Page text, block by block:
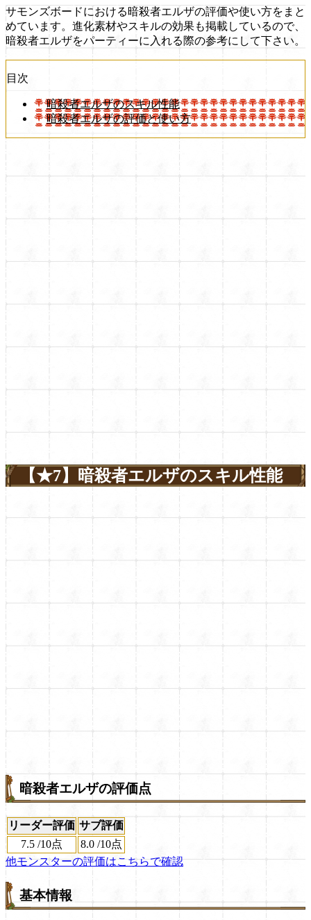
サモンズボードにおける暗殺者エルザの評価や使い方をまと
めています。進化素材やスキルの効果も掲載しているので、
暗殺者エルザをパーティーに入れる際の参考にして下さい。
目次
暗殺者エルザのスキル性能
暗殺者エルザの評価と使い方
【★7】暗殺者エルザのスキル性能
暗殺者エルザの評価点
リーダー評価 サブ評価
7.5 /10点 8.0 /10点
他モンスターの評価はこちらで確認
基本情報